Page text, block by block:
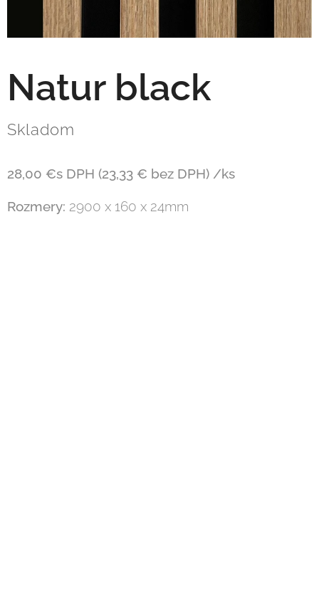
Natur black
Skladom
28,00 €s DPH (23,33 € bez DPH) /ks
Rozmery: 2900 x 160 x 24mm